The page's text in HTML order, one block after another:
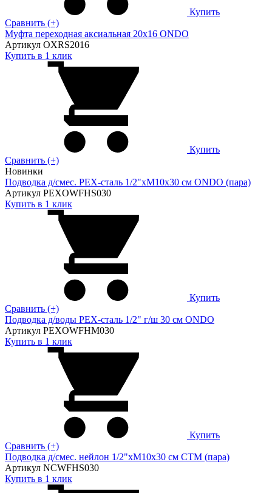
Купить
Сравнить (+)
Муфта переходная аксиальная 20х16 ONDO
Артикул OXRS2016
Купить в 1 клик
Купить
Сравнить (+)
Новинки
Подводка д/смес. PEX-сталь 1/2"xM10x30 см ONDO (пара)
Артикул PEXOWFHS030
Купить в 1 клик
Купить
Сравнить (+)
Подводка д/воды PEX-сталь 1/2" г/ш 30 cм ONDO
Артикул PEXOWFHM030
Купить в 1 клик
Купить
Сравнить (+)
Подводка д/смес. нейлон 1/2"xM10x30 см CTM (пара)
Артикул NCWFHS030
Купить в 1 клик